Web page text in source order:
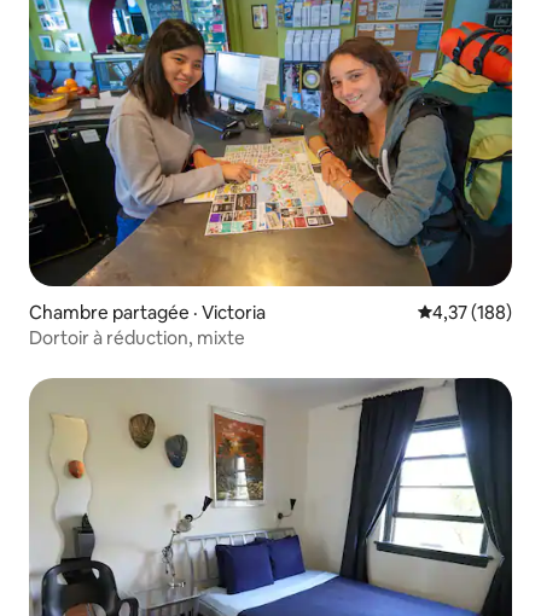
Chambre partagée · Victoria Note
4,37 (188)
Dortoir à réduction, mixte